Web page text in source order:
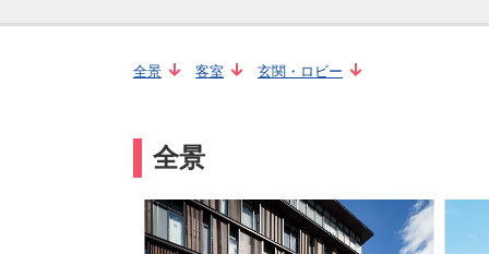
全景 客室 玄関・ロビー
全景